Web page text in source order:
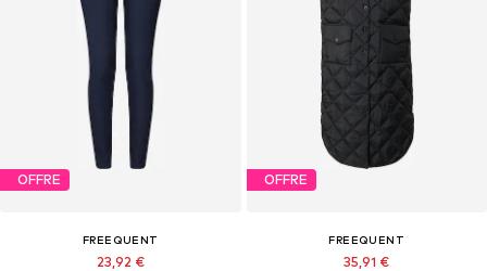
OFFRE
FREEQUENT
23,92 €
OFFRE
FREEQUENT
35,91 €